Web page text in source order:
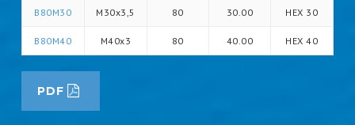
B80M30 M30x3,5 80 30.00 HEX 30
B80M40 M40x3 80 40.00 HEX 40
PDF